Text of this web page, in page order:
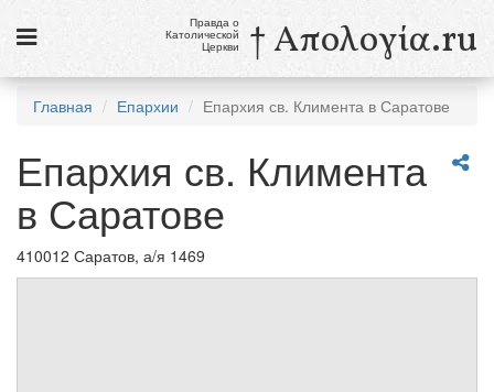
Католики в России
Галерея
Викторины
Правда о
Католической
Церкви † Απολογία.ru
Главная Епархии Епархия св. Климента в Саратове
Епархия св. Климента
в Саратове
410012 Саратов, а/я 1469